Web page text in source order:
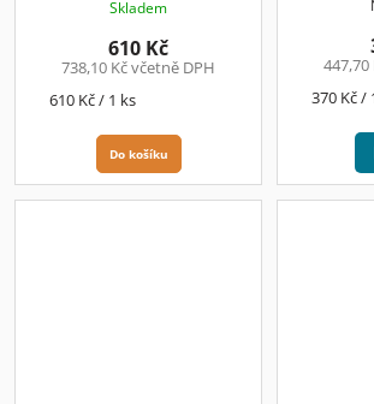
Skladem
738,10 Kč včetně DPH
610 Kč
Měrná
610 Kč / 1 ks
Do košíku
447,70
Měrná
370 Kč /